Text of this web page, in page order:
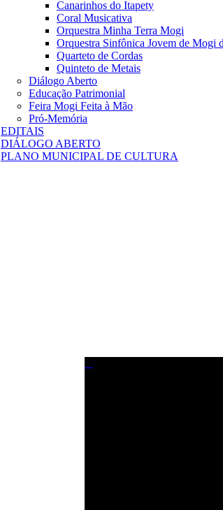
Canarinhos do Itapety
Coral Musicativa
Orquestra Minha Terra Mogi
Orquestra Sinfônica Jovem de Mogi
Quarteto de Cordas
Quinteto de Metais
Diálogo Aberto
Educação Patrimonial
Feira Mogi Feita à Mão
Pró-Memória
EDITAIS
DIÁLOGO ABERTO
PLANO MUNICIPAL DE CULTURA